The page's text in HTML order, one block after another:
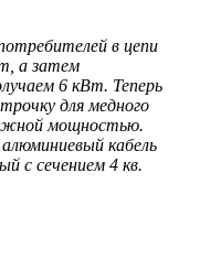
в цепи
а затем
6 кВт. Теперь
для медного
мощностью.
кабель
с сечением 4 кв.